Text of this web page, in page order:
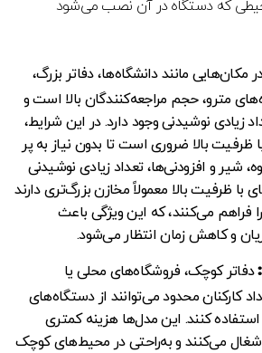
که دستگاه در آن نصب می‌شود
مکان‌هایی مانند دانشگاه‌ها، دفاتر بزرگ،
مترو، حجم مراجعه‌کنندگان بالا است و
زیادی نوشیدنی وجود دارد. در این شرایط،
ظرفیت بالا ضروری است تا بدون نیاز به پر
شیر و افزودنی‌ها، تعداد زیادی نوشیدنی
با ظرفیت بالا معمولاً مخازن بزرگ‌تری دارند
فراهم می‌کنند، که این ویژگی باعث
و کاهش زمان انتظار می‌شود.
:دفاتر کوچک، فروشگاه‌های محلی یا
کارکنان محدود می‌توانند از دستگاه‌های
کنند. این مدل‌ها هزینه کمتری
می‌کنند و به‌راحتی در محیط‌های کوچک